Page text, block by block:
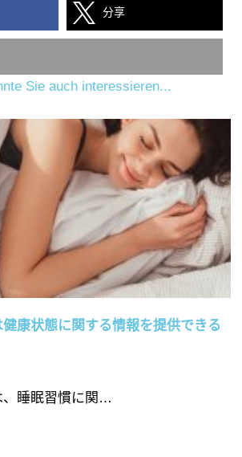
分享
Sie auch interessieren...
康状態に関する情報を提供できる
、睡眠習慣に関…